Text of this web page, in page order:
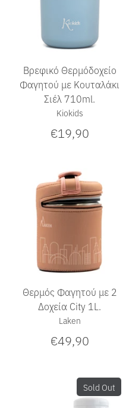
Βρεφικό Θερμόδοχείο
Φαγητού με Κουταλάκι
Σιέλ 710ml.
Kiokids
€19,90
Θερμός Φαγητού με 2
Δοχεία City 1L.
Laken
€49,90
Sold Out